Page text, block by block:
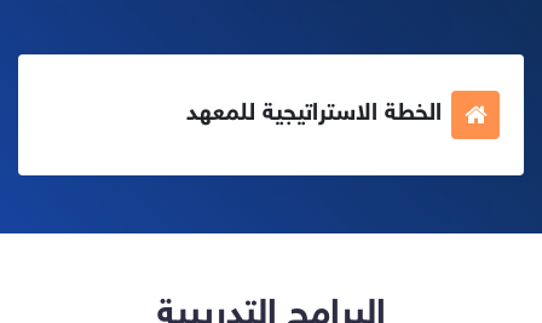
الخطة الاستراتيجية للمعهد